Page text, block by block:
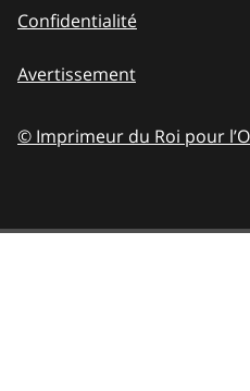
Confidentialité
Avertissement
© Imprimeur du Roi pour